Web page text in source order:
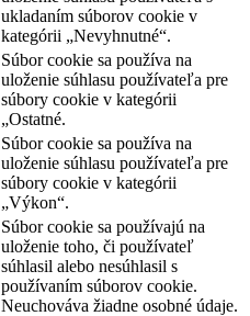
ukladaním súborov cookie v
kategórii „Nevyhnutné“.
Súbor cookie sa používa na
uloženie súhlasu používateľa pre
súbory cookie v kategórii
„Ostatné.
Súbor cookie sa používa na
uloženie súhlasu používateľa pre
súbory cookie v kategórii
„Výkon“.
Súbor cookie sa používajú na
uloženie toho, či používateľ
súhlasil alebo nesúhlasil s
používaním súborov cookie.
Neuchováva žiadne osobné údaje.